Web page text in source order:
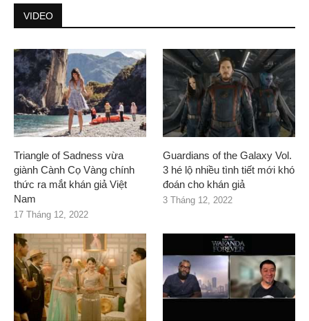
VIDEO
Triangle of Sadness vừa
giành Cành Cọ Vàng chính
thức ra mắt khán giả Việt
Nam
17 Tháng 12, 2022
Guardians of the Galaxy Vol.
3 hé lộ nhiều tình tiết mới khó
đoán cho khán giả
3 Tháng 12, 2022